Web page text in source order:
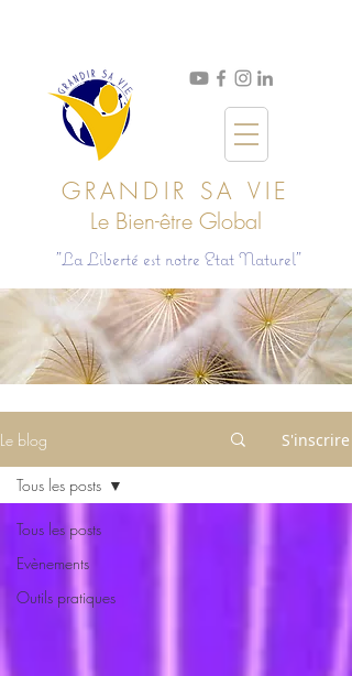
GRANDIR SA VIE
Le Bien-être Global
"La Liberté est notre Etat Naturel"
Le blog S'inscrire
Tous les posts
Evènements
Outils pratiques
Tous les posts